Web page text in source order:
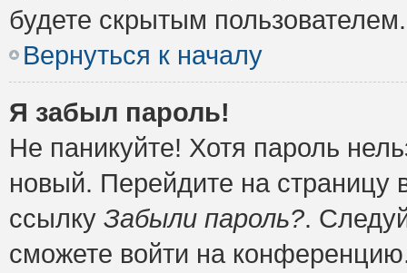
будете скрытым пользователем.
Вернуться к началу
Я забыл пароль!
Не паникуйте! Хотя пароль
новый. Перейдите на
ссылку Забыли пароль?.
сможете войти на